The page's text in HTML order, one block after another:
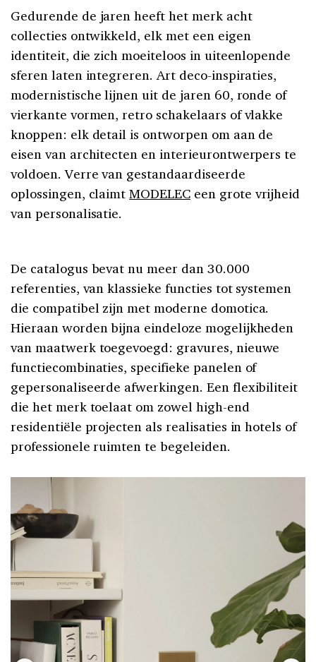
Gedurende de jaren heeft het merk acht
collecties ontwikkeld, elk met een eigen
identiteit, die zich moeiteloos in uiteenlopende
sferen laten integreren. Art deco-inspiraties,
modernistische lijnen uit de jaren 60, ronde of
vierkante vormen, retro schakelaars of vlakke
knoppen: elk detail is ontworpen om aan de
eisen van architecten en interieurontwerpers te
voldoen. Verre van gestandaardiseerde
oplossingen, claimtMODELECeen grote vrijheid
van personalisatie.
De catalogus bevat nu meer dan 30.000
referenties, van klassieke functies tot systemen
die compatibel zijn met moderne domotica.
Hieraan worden bijna eindeloze mogelijkheden
van maatwerk toegevoegd: gravures, nieuwe
functiecombinaties, specifieke panelen of
gepersonaliseerde afwerkingen. Een flexibiliteit
die het merk toelaat om zowel high-end
residentiële projecten als realisaties in hotels of
professionele ruimten te begeleiden.